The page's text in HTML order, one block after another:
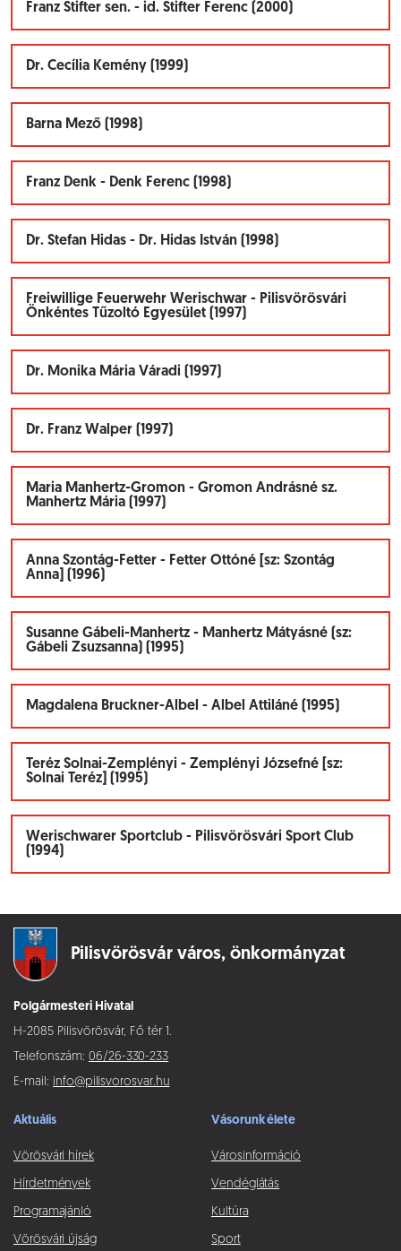
Franz Stifter sen. - id. Stifter Ferenc (2000)
Dr. Cecília Kemény (1999)
Barna Mező (1998)
Franz Denk - Denk Ferenc (1998)
Dr. Stefan Hidas - Dr. Hidas István (1998)
Freiwillige Feuerwehr Werischwar - Pilisvörösvári
Önkéntes Tűzoltó Egyesület (1997)
Dr. Monika Mária Váradi (1997)
Dr. Franz Walper (1997)
Maria Manhertz-Gromon - Gromon Andrásné sz.
Manhertz Mária (1997)
Anna Szontág-Fetter - Fetter Ottóné [sz: Szontág
Anna] (1996)
Susanne Gábeli-Manhertz - Manhertz Mátyásné (sz:
Gábeli Zsuzsanna) (1995)
Magdalena Bruckner-Albel - Albel Attiláné (1995)
Teréz Solnai-Zemplényi - Zemplényi Józsefné [sz:
Solnai Teréz] (1995)
Werischwarer Sportclub - Pilisvörösvári Sport Club
(1994)
Pilisvörösvár város, önkormányzat
Polgármesteri Hivatal
H-2085 Pilisvörösvár, Fő tér 1.
Telefonszám: 06/26-330-233
E-mail: info@pilisvorosvar.hu
Aktuális
Vörösvári hírek
Hírdetmények
Programajánló
Vörösvári újság
Vásorunk élete
Városinformáció
Vendéglátás
Kultúra
Sport